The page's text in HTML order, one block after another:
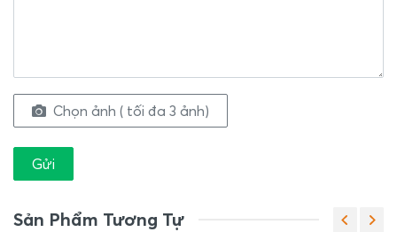
Chọn ảnh ( tối đa 3 ảnh)
Gửi
Sản Phẩm Tương Tự